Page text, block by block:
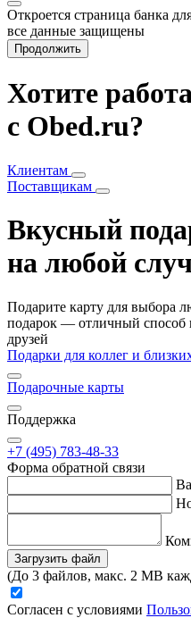
Откроется страница банка
все данные защищены
Продолжить
Хотите
с Obed.ru?
Клиентам
Поставщикам
Вкусный
на любой
Подарите карту для выбора
подарок — отличный способ
друзей
Подарки для коллег и
Подарочные карты
Поддержка
+7 (495) 783-48-33
Форма обратной связи
Загрузить файл
(До 3 файлов, макс. 2 MB
Согласен с условиями